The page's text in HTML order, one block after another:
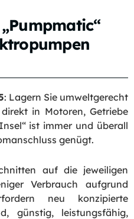
: Lagern Sie umweltgerecht
in Motoren, Getriebe
ist immer und überall
genügt.
auf die jeweiligen
Verbrauch aufgrund
neu konzipierte
günstig, leistungsfähig,